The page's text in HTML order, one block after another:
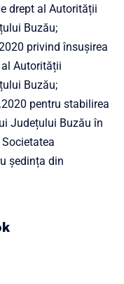
drept al Autorității
Buzău;
privind însușirea
Autorității
Buzău;
pentru stabilirea
Județului Buzău în
ședința din